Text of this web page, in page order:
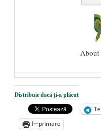
About
Dezvăluiri
președintele
Zelensky
- 13
Statul care
Distribuie dacă ți-a plăcut
Imprimare